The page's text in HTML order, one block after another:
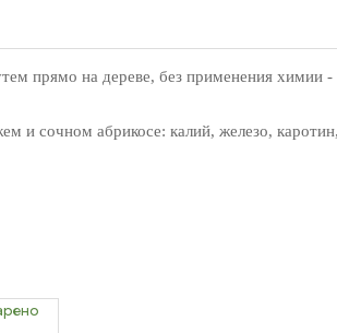
прямо на дереве, без применения химии -
и сочном абрикосе: калий, железо, каротин,